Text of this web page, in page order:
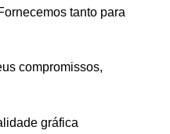
tanto para
compromissos,
gráfica